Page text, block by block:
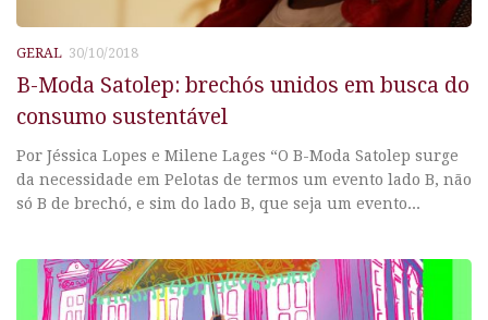
GERAL 30/10/2018
B-Moda Satolep: brechós unidos em busca do
consumo sustentável
Por Jéssica Lopes e Milene Lages “O B-Moda Satolep surge
da necessidade em Pelotas de termos um evento lado B, não
só B de brechó, e sim do lado B, que seja um evento...